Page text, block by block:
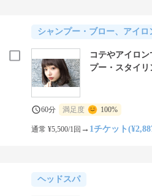
シャンプー・ブロー、アイロ
コテやアイロ
プー・スタイリ
60分 満足度 100%
通常 ¥5,500/1回 → 1チケット
ヘッドスパ